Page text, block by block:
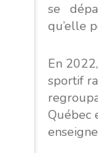
se
qu’elle
En
sportif
Québec